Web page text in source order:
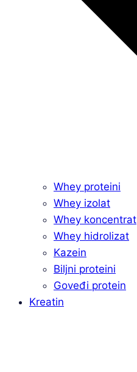
Whey proteini
Whey izolat
Whey koncentrat
Whey hidrolizat
Kazein
Biljni proteini
Goveđi protein
Kreatin